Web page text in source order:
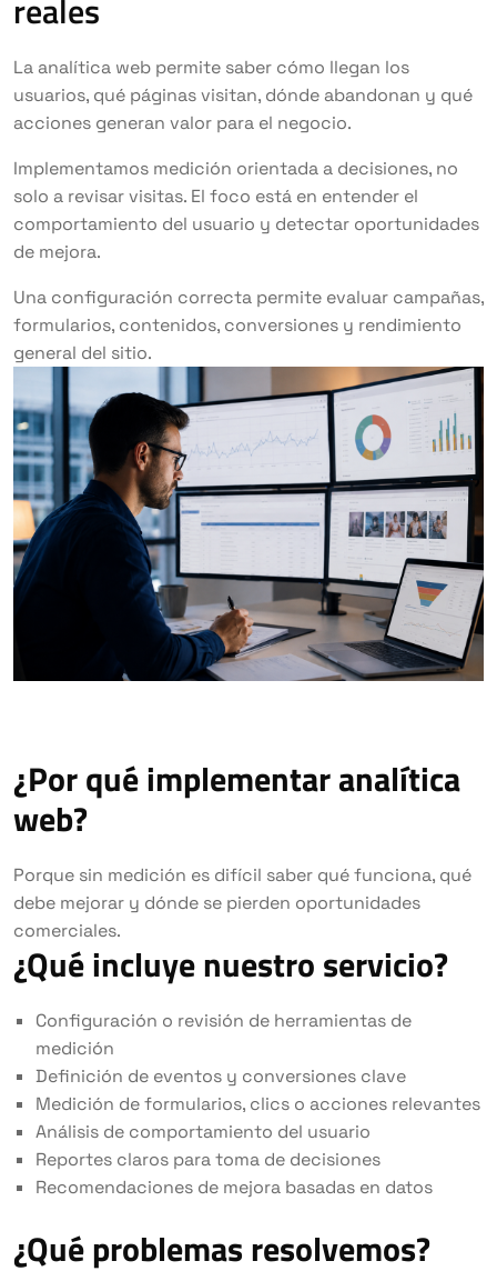
reales
La analítica web permite saber cómo llegan los
usuarios, qué páginas visitan, dónde abandonan y qué
acciones generan valor para el negocio.
Implementamos medición orientada a decisiones, no
solo a revisar visitas. El foco está en entender el
comportamiento del usuario y detectar oportunidades
de mejora.
Una configuración correcta permite evaluar campañas,
formularios, contenidos, conversiones y rendimiento
general del sitio.
¿Por qué implementar analítica
web?
Porque sin medición es difícil saber qué funciona, qué
debe mejorar y dónde se pierden oportunidades
comerciales.
¿Qué incluye nuestro servicio?
Configuración o revisión de herramientas de
medición
Definición de eventos y conversiones clave
Medición de formularios, clics o acciones relevantes
Análisis de comportamiento del usuario
Reportes claros para toma de decisiones
Recomendaciones de mejora basadas en datos
¿Qué problemas resolvemos?